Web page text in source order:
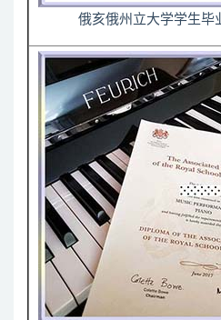
俄亥俄州立大学学生毕